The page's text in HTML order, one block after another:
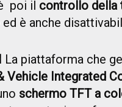
poi il controllo della
ed è anche
La piattaforma che
Vehicle Integrated
schermo TFT a